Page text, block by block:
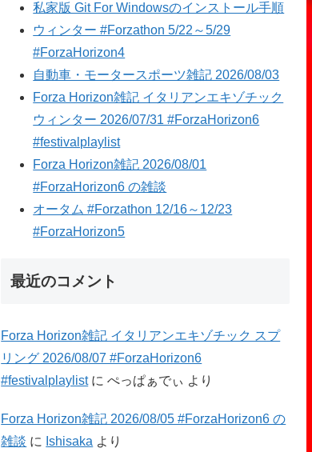
私家版 Git For Windowsのインストール手順
ウィンター #Forzathon 5/22～5/29
#ForzaHorizon4
自動車・モータースポーツ雑記 2026/08/03
Forza Horizon雑記 イタリアンエキゾチック
ウィンター 2026/07/31 #ForzaHorizon6
#festivalplaylist
Forza Horizon雑記 2026/08/01
#ForzaHorizon6 の雑談
オータム #Forzathon 12/16～12/23
#ForzaHorizon5
最近のコメント
Forza Horizon雑記 イタリアンエキゾチック スプ
リング 2026/08/07 #ForzaHorizon6
#festivalplaylistにぺっぱぁでぃ より
Forza Horizon雑記 2026/08/05 #ForzaHorizon6 の
雑談 に Ishisaka より